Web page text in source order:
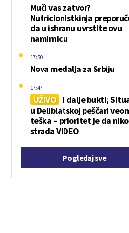
Muči vas zatvor?
Nutricionistkinja
da u ishranu uvrstite ovu
namirnicu
Nova medalja za Srbiju
17:50
UŽIVO
I dalje bukti;
u Deliblatskoj peščari
teška – prioritet je da
strada VIDEO
17:47
Pogledaj sve